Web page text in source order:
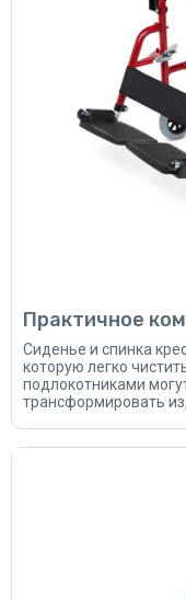
Практичное
Сиденье и спинка
которую легко
подлокотниками
трансформировать